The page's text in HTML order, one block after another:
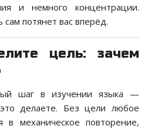
и немного концентрации.
потянет вас вперёд.
цель: зачем
шаг в изучении языка —
делаете. Без цели любое
в механическое повторение,